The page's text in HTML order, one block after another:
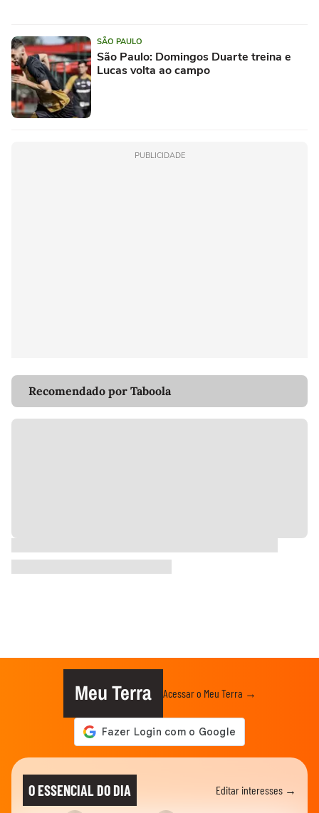
SÃO PAULO
São Paulo: Domingos Duarte treina e
Lucas volta ao campo
PUBLICIDADE
Recomendado por Taboola
Meu Terra Acessar o Meu Terra →
O ESSENCIAL DO DIA Editar interesses →